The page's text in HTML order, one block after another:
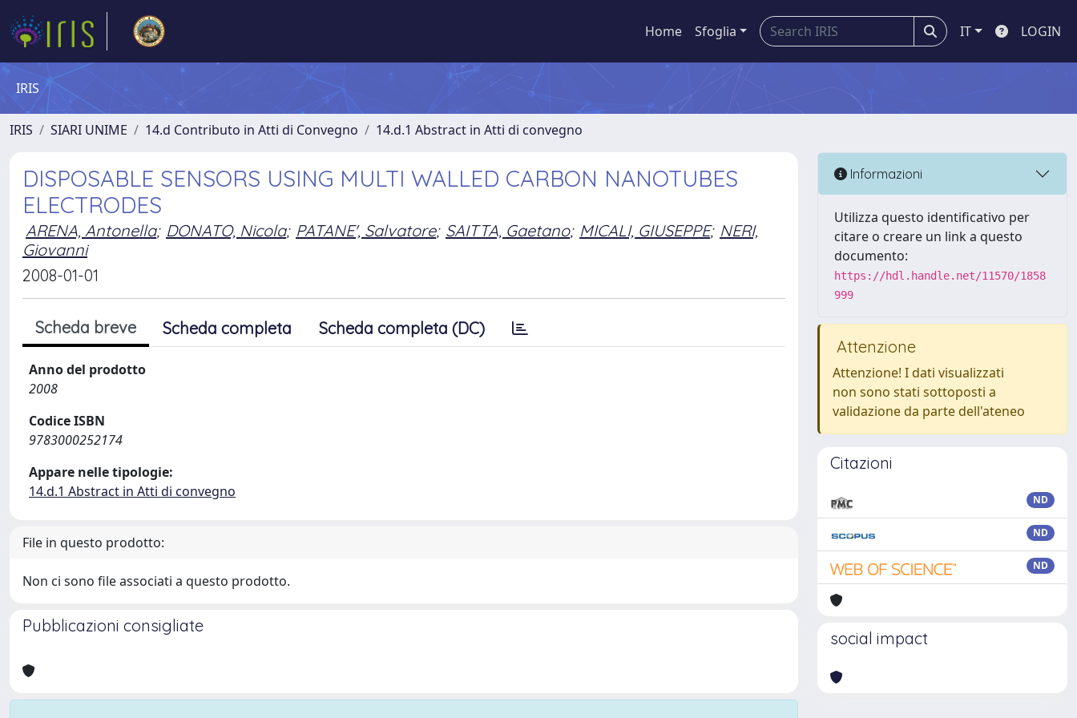
Home Sfoglia IT LOGIN
IRIS
IRIS SIARI UNIME 14.d Contributo in Atti di Convegno 14.d.1 Abstract in Atti di convegno
DISPOSABLE SENSORS USING MULTI WALLED CARBON NANOTUBES
ELECTRODES
ARENA, Antonella; DONATO, Nicola; PATANE', Salvatore; SAITTA, Gaetano; MICALI, GIUSEPPE; NERI,
Giovanni
2008-01-01
Scheda breve Scheda completa Scheda completa (DC)
Anno del prodotto
2008
Codice ISBN
9783000252174
Appare nelle tipologie:
14.d.1 Abstract in Atti di convegno
File in questo prodotto:
Non ci sono file associati a questo prodotto.
Pubblicazioni consigliate
Informazioni
Utilizza questo identificativo per
citare o creare un link a questo
documento:
https://hdl.handle.net/11570/1858
999
Attenzione
Attenzione! I dati visualizzati
non sono stati sottoposti a
validazione da parte dell'ateneo
Citazioni
ND
ND
ND
social impact